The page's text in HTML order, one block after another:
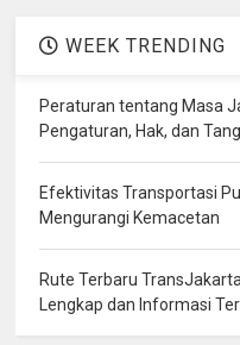
WEEK TRENDING
Peraturan tentang Masa
Pengaturan, Hak, dan
Efektivitas Transportasi
Mengurangi Kemacetan
Rute Terbaru
Lengkap dan Informasi